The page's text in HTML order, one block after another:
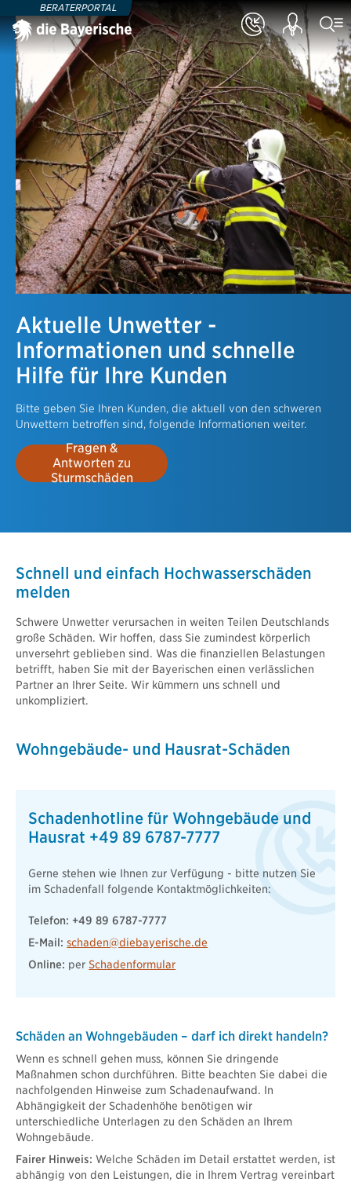
BERATERPORTAL
Aktuelle Unwetter -
Informationen und schnelle
Hilfe für Ihre Kunden
Bitte geben Sie Ihren Kunden, die aktuell von den schweren
Unwettern betroffen sind, folgende Informationen weiter.
Fragen &
Antworten zu
Sturmschäden
Schnell und einfach Hochwasserschäden
melden
Schwere Unwetter verursachen in weiten Teilen Deutschlands
große Schäden. Wir hoffen, dass Sie zumindest körperlich
unversehrt geblieben sind. Was die finanziellen Belastungen
betrifft, haben Sie mit der Bayerischen einen verlässlichen
Partner an Ihrer Seite. Wir kümmern uns schnell und
unkompliziert.
Wohngebäude- und Hausrat-Schäden
Schadenhotline für Wohngebäude und
Hausrat +49 89 6787-7777
Gerne stehen wie Ihnen zur Verfügung - bitte nutzen Sie
im Schadenfall folgende Kontaktmöglichkeiten:
Telefon: +49 89 6787-7777
E-Mail: schaden@diebayerische.de
Online: perSchadenformular
Schäden an Wohngebäuden – darf ich direkt handeln?
Wenn es schnell gehen muss, können Sie dringende
Maßnahmen schon durchführen. Bitte beachten Sie dabei die
nachfolgenden Hinweise zum Schadenaufwand. In
Abhängigkeit der Schadenhöhe benötigen wir
unterschiedliche Unterlagen zu den Schäden an Ihrem
Wohngebäude.
Fairer Hinweis: Welche Schäden im Detail erstattet werden, ist
abhängig von den Leistungen, die in Ihrem Vertrag vereinbart